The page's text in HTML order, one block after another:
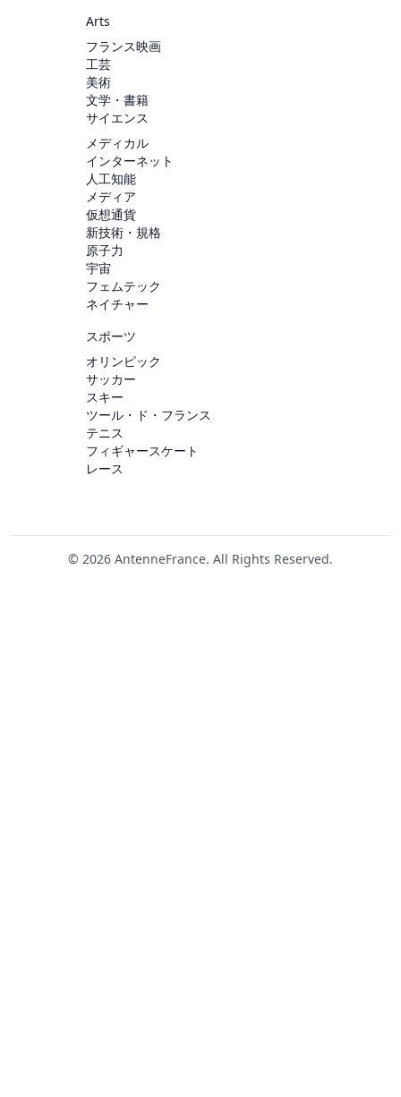
Arts
フランス映画
工芸
美術
文学・書籍
サイエンス
メディカル
インターネット
人工知能
メディア
仮想通貨
新技術・規格
原子力
宇宙
フェムテック
ネイチャー
スポーツ
オリンピック
サッカー
スキー
ツール・ド・フランス
テニス
フィギャースケート
レース
© 2026 AntenneFrance. All Rights Reserved.